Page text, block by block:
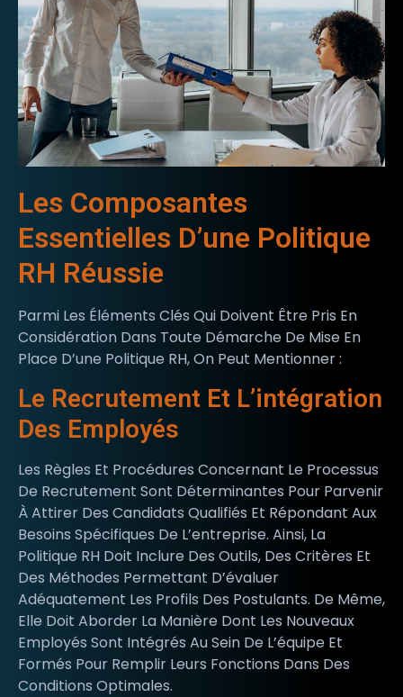
Les Composantes
Essentielles D’une Politique
RH Réussie
Parmi Les Éléments Clés Qui Doivent Être Pris En
Considération Dans Toute Démarche De Mise En
Place D’une Politique RH, On Peut Mentionner :
Le Recrutement Et L’intégration
Des Employés
Les Règles Et Procédures Concernant Le Processus
De Recrutement Sont Déterminantes Pour Parvenir
À Attirer Des Candidats Qualifiés Et Répondant Aux
Besoins Spécifiques De L’entreprise. Ainsi, La
Politique RH Doit Inclure Des Outils, Des Critères Et
Des Méthodes Permettant D’évaluer
Adéquatement Les Profils Des Postulants. De Même,
Elle Doit Aborder La Manière Dont Les Nouveaux
Employés Sont Intégrés Au Sein De L’équipe Et
Formés Pour Remplir Leurs Fonctions Dans Des
Conditions Optimales.